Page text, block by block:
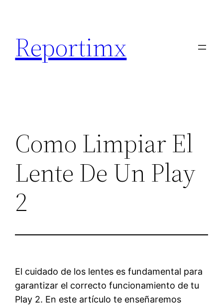
contenido
Reportimx
Como Limpiar El
Lente De Un Play
2
El cuidado de los lentes es fundamental para
garantizar el correcto funcionamiento de tu
Play 2. En este artículo te enseñaremos